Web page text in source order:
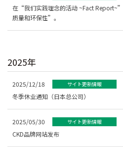
在“我们实践理念的活动 ~Fact
质量和环保性”。
2025年
2025/12/18 サイト更新情報
冬季休业通知（日本总公司）
2025/05/30 サイト更新情報
CKD品牌网站发布